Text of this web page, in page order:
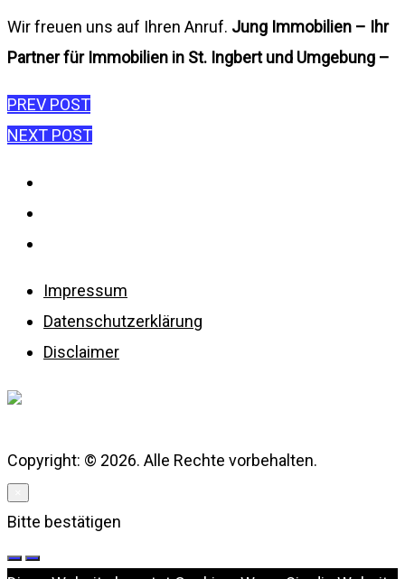
Wir freuen uns auf Ihren Anruf. Jung Immobilien – Ihr
Partner für Immobilien in St. Ingbert und Umgebung –
Beitragsnavigation
PREV POST
NEXT POST
Impressum
Datenschutzerklärung
Disclaimer
Copyright: © 2026. Alle Rechte vorbehalten.
Bitte bestätigen